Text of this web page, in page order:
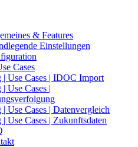
& Features
Einstellungen
Cases
| Use Cases | IDOC Import
| Use Cases |
| Use Cases | Datenvergleich
| Use Cases | Zukunftsdaten